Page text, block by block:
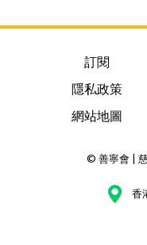
訂閱
隱私政策
網站地圖
© 善寧會 |
香